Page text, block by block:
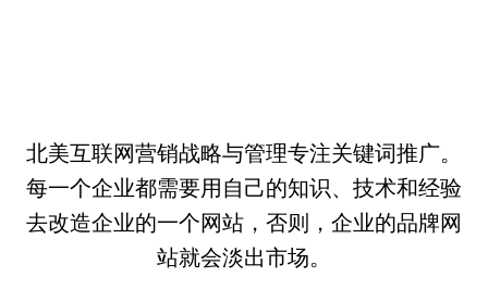
北美互联网营销战略与管理专注关键词推广。
每一个企业都需要用自己的知识、技术和经验
去改造企业的一个网站，否则，企业的品牌网
站就会淡出市场。